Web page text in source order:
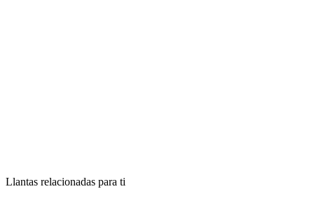
Llantas relacionadas para ti